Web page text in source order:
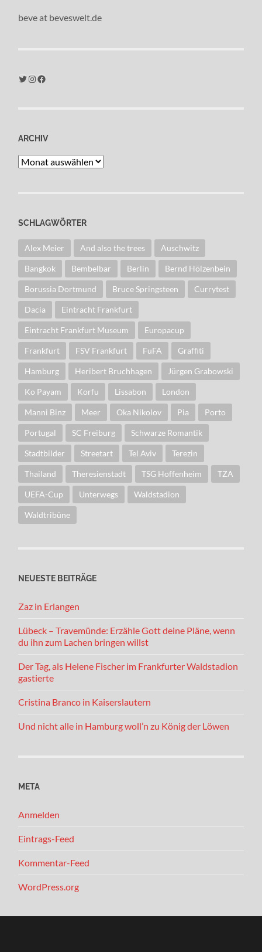
beve at beveswelt.de
Twitter Instagram Facebook
ARCHIV
Archiv
SCHLAGWÖRTER
Alex Meier And also the trees Auschwitz
Bangkok Bembelbar Berlin Bernd Hölzenbein
Borussia Dortmund Bruce Springsteen Currytest
Dacia Eintracht Frankfurt
Eintracht Frankfurt Museum Europacup
Frankfurt FSV Frankfurt FuFA Graffiti
Hamburg Heribert Bruchhagen Jürgen Grabowski
Ko Payam Korfu Lissabon London
Manni Binz Meer Oka Nikolov Pia Porto
Portugal SC Freiburg Schwarze Romantik
Stadtbilder Streetart Tel Aviv Terezin
Thailand Theresienstadt TSG Hoffenheim TZA
UEFA-Cup Unterwegs Waldstadion
Waldtribüne
NEUESTE BEITRÄGE
Zaz in Erlangen
Lübeck – Travemünde: Erzähle Gott deine Pläne, wenn
du ihn zum Lachen bringen willst
Der Tag, als Helene Fischer im Frankfurter Waldstadion
gastierte
Cristina Branco in Kaiserslautern
Und nicht alle in Hamburg woll’n zu König der Löwen
META
Anmelden
Eintrags-Feed
Kommentar-Feed
WordPress.org